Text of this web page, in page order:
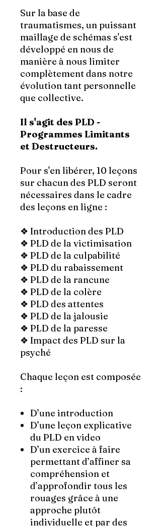
Sur la base de
traumatismes, un puissant
maillage de schémas s'est
développé en nous de
manière à nous limiter
complètement dans notre
évolution tant personnelle
que collective.
Il s'agit des PLD -
Programmes Limitants
et Destructeurs.
Pour s'en libérer, 10 leçons
sur chacun des PLD seront
nécessaires dans le cadre
des leçons en ligne :
❖ Introduction des PLD
❖ PLD de la victimisation
❖ PLD de la culpabilité
❖ PLD du rabaissement
❖ PLD de la rancune
❖ PLD de la colère
❖ PLD des attentes
❖ PLD de la jalousie
❖ PLD de la paresse
❖ Impact des PLD sur la
psyché
Chaque leçon est composée
:
D’une introduction
D’une leçon explicative
du PLD en video
D’un exercice à faire
permettant d’affiner sa
compréhension et
d’approfondir tous les
rouages grâce à une
approche plutôt
individuelle et par des